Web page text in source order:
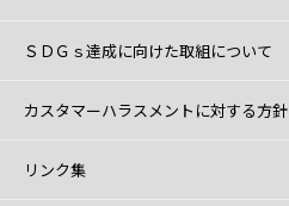
ＳＤＧｓ達成に向けた取組について
カスタマーハラスメントに対する方針
リンク集